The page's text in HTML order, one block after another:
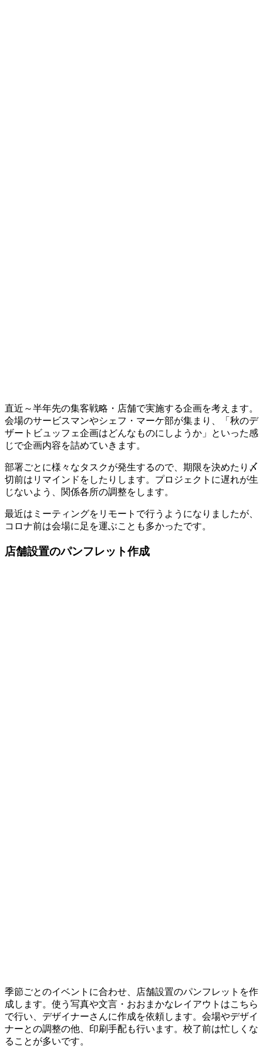
直近～半年先の集客戦略・店舗で実施する企画を考えます。
会場のサービスマンやシェフ・マーケ部が集まり、「秋のデ
ザートビュッフェ企画はどんなものにしようか」といった感
じで企画内容を詰めていきます。
部署ごとに様々なタスクが発生するので、期限を決めたり〆
切前はリマインドをしたりします。プロジェクトに遅れが生
じないよう、関係各所の調整をします。
最近はミーティングをリモートで行うようになりましたが、
コロナ前は会場に足を運ぶことも多かったです。
店舗設置のパンフレット作成
季節ごとのイベントに合わせ、店舗設置のパンフレットを作
成します。使う写真や文言・おおまかなレイアウトはこちら
で行い、デザイナーさんに作成を依頼します。会場やデザイ
ナーとの調整の他、印刷手配も行います。校了前は忙しくな
ることが多いです。